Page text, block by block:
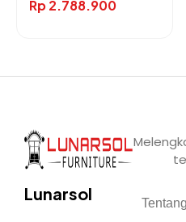
Rp2.788.900
Lunarsol